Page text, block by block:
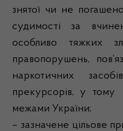
знятої чи не
судимості за
особливо тяжких
правопорушень,
наркотичних
прекурсорів, у
межами України;
– зазначене цільове